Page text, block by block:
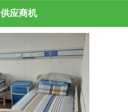
供应商机